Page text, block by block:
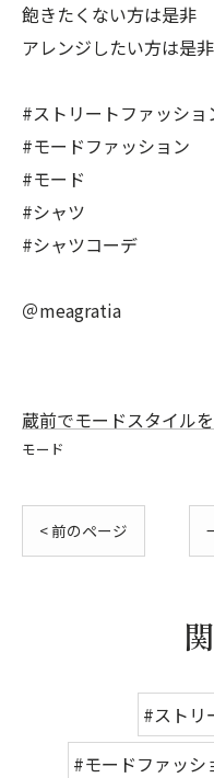
飽きたくない方は是非
アレンジしたい方は是非
#ストリートファッショ
#モードファッション
#モード
#シャツ
#シャツコーデ
＠meagratia
蔵前でモードスタイル
モード
< 前のページ
#ストリ
#モードファッシ